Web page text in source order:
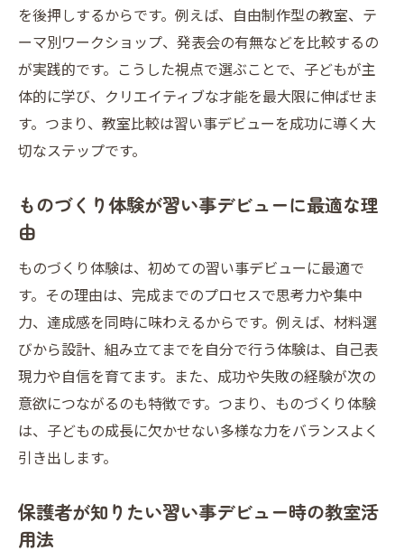
を後押しするからです。例えば、自由制作型の教室、テ
ーマ別ワークショップ、発表会の有無などを比較するの
が実践的です。こうした視点で選ぶことで、子どもが主
体的に学び、クリエイティブな才能を最大限に伸ばせま
す。つまり、教室比較は習い事デビューを成功に導く大
切なステップです。
ものづくり体験が習い事デビューに最適な理
由
ものづくり体験は、初めての習い事デビューに最適で
す。その理由は、完成までのプロセスで思考力や集中
力、達成感を同時に味わえるからです。例えば、材料選
びから設計、組み立てまでを自分で行う体験は、自己表
現力や自信を育てます。また、成功や失敗の経験が次の
意欲につながるのも特徴です。つまり、ものづくり体験
は、子どもの成長に欠かせない多様な力をバランスよく
引き出します。
保護者が知りたい習い事デビュー時の教室活
用法